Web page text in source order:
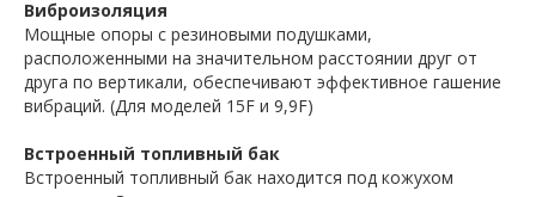
Виброизоляция
Мощные опоры с резиновыми подушками,
расположенными на значительном расстоянии друг от
друга по вертикали, обеспечивают эффективное гашение
вибраций. (Для моделей 15F и 9,9F)
Встроенный топливный бак
Встроенный топливный бак находится под кожухом